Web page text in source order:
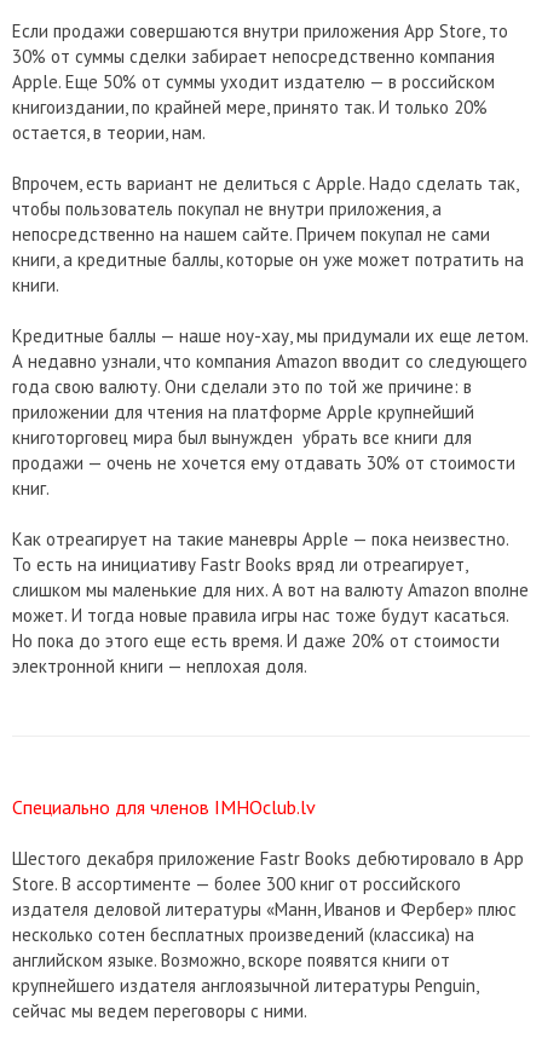
Если продажи совершаются внутри приложения App Store, то
30% от суммы сделки забирает непосредственно компания
Apple. Еще 50% от суммы уходит издателю — в российском
книгоиздании, по крайней мере, принято так. И только 20%
остается, в теории, нам.
Впрочем, есть вариант не делиться с Apple. Надо сделать так,
чтобы пользователь покупал не внутри приложения, а
непосредственно на нашем сайте. Причем покупал не сами
книги, а кредитные баллы, которые он уже может потратить на
книги.
Кредитные баллы — наше ноу-хау, мы придумали их еще летом.
А недавно узнали, что компания Amazon вводит со следующего
года свою валюту. Они сделали это по той же причине: в
приложении для чтения на платформе Apple крупнейший
книготорговец мира был вынужден убрать все книги для
продажи — очень не хочется ему отдавать 30% от стоимости
книг.
Как отреагирует на такие маневры Apple — пока неизвестно.
То есть на инициативу Fastr Books вряд ли отреагирует,
слишком мы маленькие для них. А вот на валюту Amazon вполне
может. И тогда новые правила игры нас тоже будут касаться.
Но пока до этого еще есть время. И даже 20% от стоимости
электронной книги — неплохая доля.
Специально для членов IMHOclub.lv
Шестого декабря приложение Fastr Books дебютировало в App
Store. В ассортименте — более 300 книг от российского
издателя деловой литературы «Манн, Иванов и Фербер» плюс
несколько сотен бесплатных произведений (классика) на
английском языке. Возможно, вскоре появятся книги от
крупнейшего издателя англоязычной литературы Penguin,
сейчас мы ведем переговоры с ними.